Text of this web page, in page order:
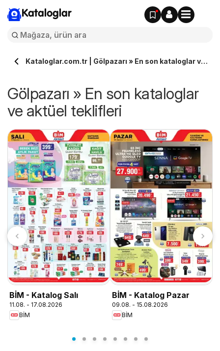
Kataloglar
Kataloglar.com.tr | Gölpazarı » En son kataloglar ve
Gölpazarı » En son kataloglar
ve aktüel teklifleri
BİM - Katalog Salı
11.08. - 17.08.2026
BİM
BİM - Katalog Pazar
09.08. - 15.08.2026
BİM